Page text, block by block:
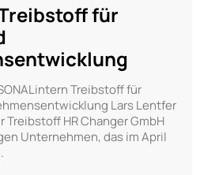
für
Treibstoff für
Lars Lentfer
HR Changer GmbH
Unternehmen, das im April